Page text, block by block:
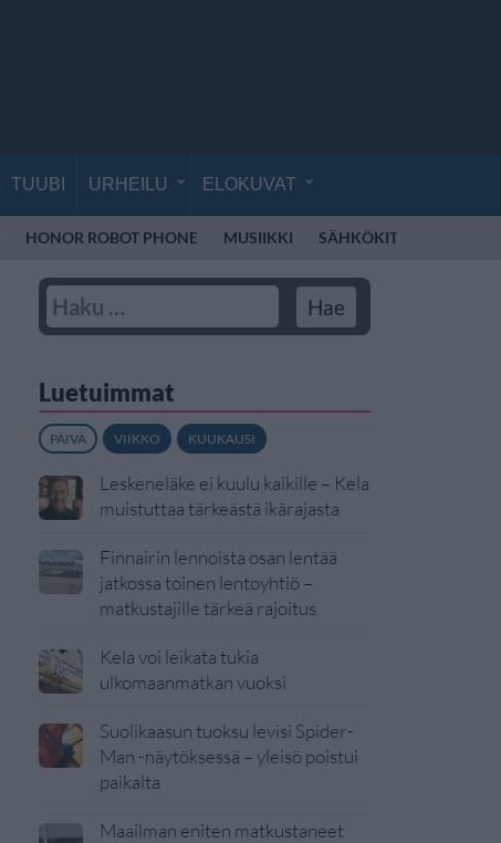
TUUBI URHEILU ELOKUVAT
HONOR ROBOT PHONE MUSIIKKI SÄHKÖKITARA
Luetuimmat
PÄIVÄ VIIKKO KUUKAUSI
Leskeneläke ei kuulu kaikille – Kela
muistuttaa tärkeästä ikärajasta
Finnairin lennoista osan lentää
jatkossa toinen lentoyhtiö –
matkustajille tärkeä rajoitus
Kela voi leikata tukia
ulkomaanmatkan vuoksi
Suolikaasun tuoksu levisi Spider-
Man -näytöksessä – yleisö poistui
paikalta
Maailman eniten matkustaneet